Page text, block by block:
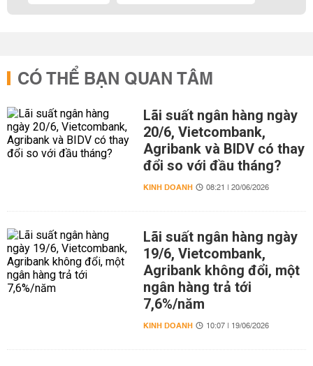
CÓ THỂ BẠN QUAN TÂM
Lãi suất ngân hàng ngày
20/6, Vietcombank,
Agribank và BIDV có thay
đổi so với đầu tháng?
KINH DOANH 08:21 | 20/06/2026
Lãi suất ngân hàng ngày
19/6, Vietcombank,
Agribank không đổi, một
ngân hàng trả tới
7,6%/năm
KINH DOANH 10:07 | 19/06/2026